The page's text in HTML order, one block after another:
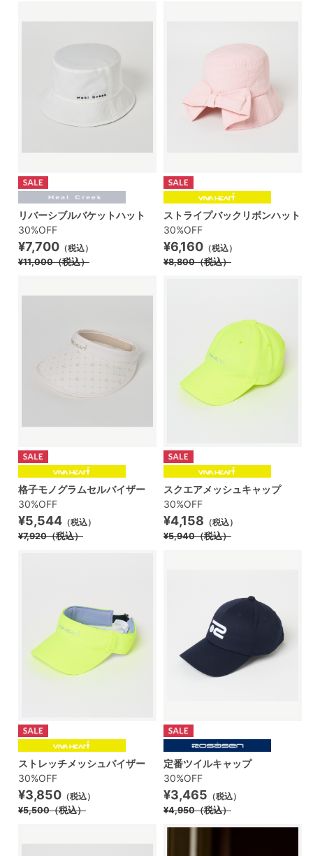
リバーシブルバケットハット
30%OFF
¥7,700 （税込）
¥11,000（税込）
ストライプバックリボンハット
30%OFF
¥6,160 （税込）
¥8,800（税込）
格子モノグラムセルバイザー
30%OFF
¥5,544 （税込）
¥7,920（税込）
スクエアメッシュキャップ
30%OFF
¥4,158 （税込）
¥5,940（税込）
ストレッチメッシュバイザー
30%OFF
¥3,850 （税込）
¥5,500（税込）
定番ツイルキャップ
30%OFF
¥3,465 （税込）
¥4,950（税込）